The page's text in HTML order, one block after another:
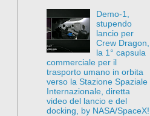
Demo-1,
stupendo
lancio per
Crew Dragon,
la 1° capsula
commerciale per il
trasporto umano in orbita
verso la Stazione Spaziale
Internazionale, diretta
video del lancio e del
docking, by NASA/SpaceX!